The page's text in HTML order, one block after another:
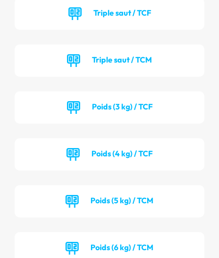
Triple saut / TCF
Triple saut / TCM
Poids (3 kg) / TCF
Poids (4 kg) / TCF
Poids (5 kg) / TCM
Poids (6 kg) / TCM